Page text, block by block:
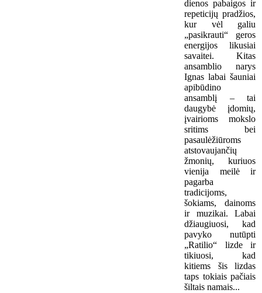
dienos pabaigos ir
repeticijų pradžios,
kur vėl galiu
„pasikrauti“ geros
energijos likusiai
savaitei. Kitas
ansamblio narys
Ignas labai šauniai
apibūdino
ansamblį – tai
daugybė įdomių,
įvairioms mokslo
sritims bei
pasaulėžiūroms
atstovaujančių
žmonių, kuriuos
vienija meilė ir
pagarba
tradicijoms,
šokiams, dainoms
ir muzikai. Labai
džiaugiuosi, kad
pavyko nutūpti
„Ratilio“ lizde ir
tikiuosi, kad
kitiems šis lizdas
taps tokiais pačiais
šiltais namais...